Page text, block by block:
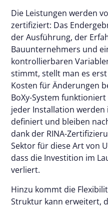
Die Leistungen werden
zertifiziert: Das
der Ausführung, der
Bauunternehmers und
kontrollierbaren
stimmt, stellt man es
Kosten für Änderungen
BoXy-System
jeder Installation werden
definiert und bleiben
dank der RINA-
Sektor für diese Art von
dass die Investition im
verliert.
Hinzu kommt die
Struktur kann erweitert,